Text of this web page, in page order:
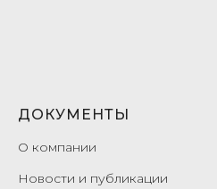
ДОКУМЕНТЫ
О компании
Новости и публикации